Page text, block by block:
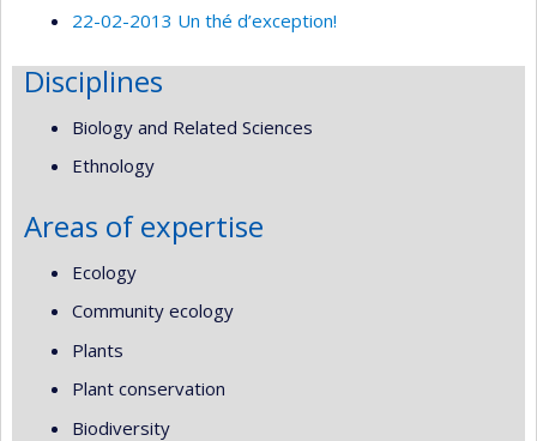
22-02-2013 Un thé d’exception!
Disciplines
Biology and Related Sciences
Ethnology
Areas of expertise
Ecology
Community ecology
Plants
Plant conservation
Biodiversity